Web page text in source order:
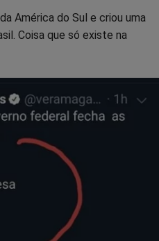
América do Sul e criou uma
Coisa que só existe na